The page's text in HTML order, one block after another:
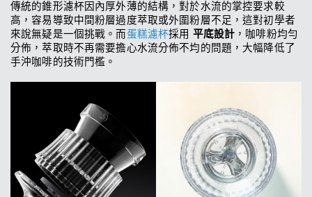
傳統的錐形濾杯因內厚外薄的結構，對於水流的掌控要求較
高，容易導致中間粉層過度萃取或外圍粉層不足，這對初學者
來說無疑是一個挑戰。而蛋糕濾杯採用 平底設計 ，咖啡粉均勻
分佈，萃取時不再需要擔心水流分佈不均的問題，大幅降低了
手沖咖啡的技術門檻。